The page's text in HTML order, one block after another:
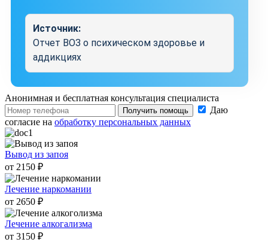
Источник:
Отчет ВОЗ о психическом здоровье и
аддикциях
Анонимная и бесплатная консультация специалиста
Получить помощь
Даю
согласие на обработку персональных данных
Вывод из запоя
от 2150 ₽
Лечение наркомании
от 2650 ₽
Лечение алкогализма
от 3150 ₽